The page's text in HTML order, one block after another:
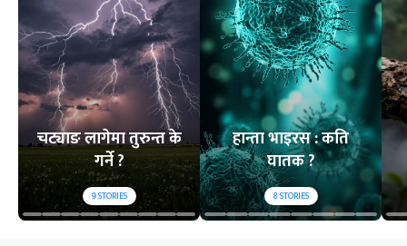
चट्याङ लागेमा तुरुन्त के
गर्ने ?
9STORIES
हान्ता भाइरस : कति
घातक ?
8STORIES